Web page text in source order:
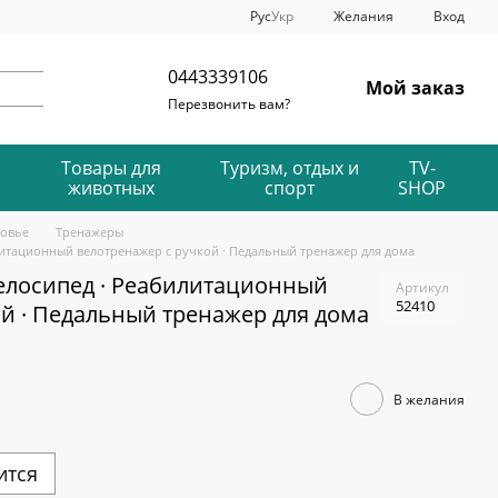
РусУкр Желания Вход
0443339106
Перезвонить вам?
Мой заказ
Товары для
животных
Туризм, отдых и
спорт
TV-
SHOP
Тренажеры
велотренажер с ручкой · Педальный тренажер для дома
· Реабилитационный
· Педальный тренажер для дома
Артикул
52410
В желания